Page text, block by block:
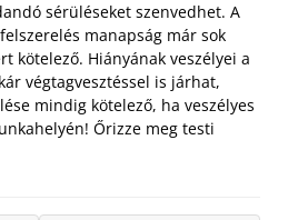
sérüléseket szenvedhet. A
manapság már sok
kötelező. Hiányának veszélyei a
végtagvesztéssel is járhat,
mindig kötelező, ha veszélyes
Őrizze meg testi